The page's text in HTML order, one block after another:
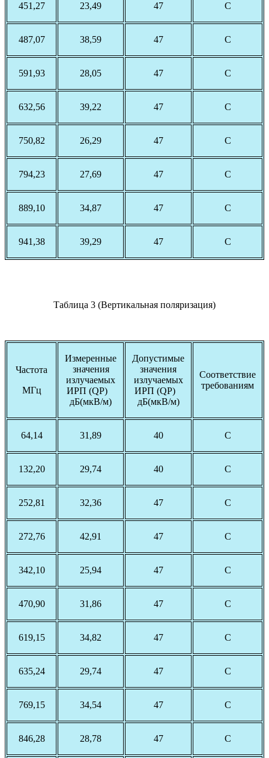
451,27 23,49 47 С
487,07 38,59 47 С
591,93 28,05 47 С
632,56 39,22 47 С
750,82 26,29 47 С
794,23 27,69 47 С
889,10 34,87 47 С
941,38 39,29 47 С
Таблица 3 (Вертикальная поляризация)
Частота
МГц
Измеренные
значения
излучаемых
ИРП (QP)
дБ(мкВ/м)
Допустимые
значения
излучаемых
ИРП (QP)
дБ(мкВ/м)
Соответствие
требованиям
64,14 31,89 40 С
132,20 29,74 40 С
252,81 32,36 47 С
272,76 42,91 47 С
342,10 25,94 47 С
470,90 31,86 47 С
619,15 34,82 47 С
635,24 29,74 47 С
769,15 34,54 47 С
846,28 28,78 47 С